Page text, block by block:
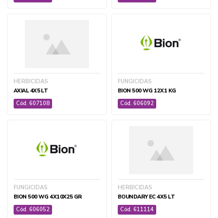
HERBICIDAS
AXIAL 4X5 LT
Cód. 607108
FUNGICIDAS
BION 500 WG 12X1 KG
Cód. 606092
FUNGICIDAS
BION 500 WG 4X10X25 GR
Cód. 606052
HERBICIDAS
BOUNDARY EC 4X5 LT
Cód. 611114
VETERINÁRIA
CIRÚRGICO E AMBULATORIAL
MEDICAMENTOS VET
+ ver todas